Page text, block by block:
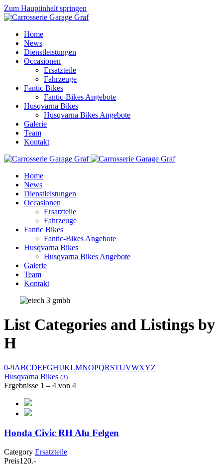
Zum Hauptinhalt springen
Home
News
Dienstleistungen
Occasionen
Ersatzteile
Fahrzeuge
Fantic Bikes
Fantic-Bikes Angebote
Husqvarna Bikes
Husqvarna Bikes Angebote
Galerie
Team
Kontakt
Home
News
Dienstleistungen
Occasionen
Ersatzteile
Fahrzeuge
Fantic Bikes
Fantic-Bikes Angebote
Husqvarna Bikes
Husqvarna Bikes Angebote
Galerie
Team
Kontakt
List Categories and Listings by
H
0-9ABCDEFGHIJKLMNOPQRSTUVWXYZ
Husqvarna Bikes (3)
Ergebnisse 1 – 4 von 4
Honda Civic RH Alu Felgen
Category Ersatzteile
Preis120.-